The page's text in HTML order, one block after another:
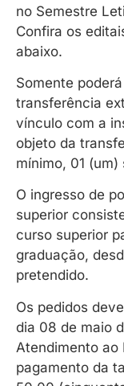
no Semestre
Confira os
abaixo.
Somente
transferência
vínculo com a
objeto da
mínimo, 01 (um)
O ingresso de
superior
curso superior
graduação,
pretendido.
Os pedidos
dia 08 de maio
Atendimento ao
pagamento da